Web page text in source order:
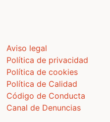
Aviso legal
Política de privacidad
Política de cookies
Política de Calidad
Código de Conducta
Canal de Denuncias